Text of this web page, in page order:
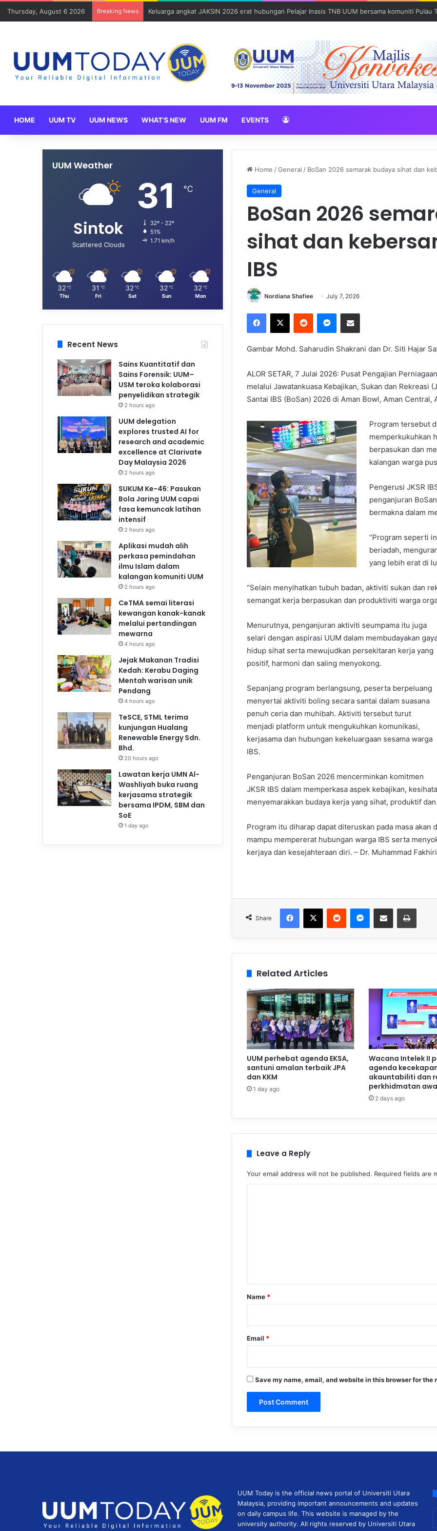
Thursday, August 6 2026 Breaking News Keluarga angkat JAKSIN 2026 erat hubungan Pelajar Inasis TNB UUM bersama komuniti Pulau
HOME UUM TV UUM NEWS WHAT’S NEW UUM FM EVENTS
Home /General / BoSan 2026 semarak budaya sihat dan
General
BoSan 2026
sihat dan
IBS
Nordiana Shafiee July 7, 2026
Gambar Mohd. Saharudin Shakrani dan Dr. Siti Hajar
ALOR SETAR, 7 Julai 2026: Pusat Pengajian
melalui Jawatankuasa Kebajikan, Sukan dan Rekreasi
Santai IBS (BoSan) 2026 di Aman Bowl, Aman
Program tersebut
memperkukuhkan
berpasukan dan
kalangan warga
Pengerusi JKSR
penganjuran
bermakna dalam
“Program seperti
beriadah,
yang lebih erat di
“Selain menyihatkan tubuh badan, aktiviti sukan dan
semangat kerja berpasukan dan produktiviti warga
Menurutnya, penganjuran aktiviti seumpama itu juga
selari dengan aspirasi UUM dalam membudayakan
hidup sihat serta mewujudkan persekitaran kerja yang
positif, harmoni dan saling menyokong.
Sepanjang program berlangsung, peserta berpeluang
menyertai aktiviti boling secara santai dalam suasana
penuh ceria dan muhibah. Aktiviti tersebut turut
menjadi platform untuk mengukuhkan komunikasi,
kerjasama dan hubungan kekeluargaan sesama warga
IBS.
Penganjuran BoSan 2026 mencerminkan komitmen
JKSR IBS dalam memperkasa aspek kebajikan,
menyemarakkan budaya kerja yang sihat, produktif
Program itu diharap dapat diteruskan pada masa akan
mampu mempererat hubungan warga IBS serta
kerjaya dan kesejahteraan diri. – Dr. Muhammad
Share
Related Articles
UUM perhebat agenda EKSA,
santuni amalan terbaik JPA
dan KKM
1 day ago
Wacana Intelek II
agenda
akauntabiliti dan
perkhidmatan
2 days ago
Leave a Reply
Your email address will not be published. Required fields are
*
Name *
Email *
Save my name, email, and website in this browser for the
UUM Weather
Sintok
Scattered Clouds
31 ℃
32º - 22º
51%
1.71 km/h
32 ℃
Thu
31 ℃
Fri
32 ℃
Sat
32 ℃
Sun
32 ℃
Mon
Recent News
Sains Kuantitatif dan
Sains Forensik: UUM–
USM teroka kolaborasi
penyelidikan strategik
2 hours ago
UUM delegation
explores trusted AI for
research and academic
excellence at Clarivate
Day Malaysia 2026
2 hours ago
SUKUM Ke-46: Pasukan
Bola Jaring UUM capai
fasa kemuncak latihan
intensif
2 hours ago
Aplikasi mudah alih
perkasa pemindahan
ilmu Islam dalam
kalangan komuniti UUM
2 hours ago
CeTMA semai literasi
kewangan kanak-kanak
melalui pertandingan
mewarna
4 hours ago
Jejak Makanan Tradisi
Kedah: Kerabu Daging
Mentah warisan unik
Pendang
4 hours ago
TeSCE, STML terima
kunjungan Hualang
Renewable Energy Sdn.
Bhd.
20 hours ago
Lawatan kerja UMN Al-
Washliyah buka ruang
kerjasama strategik
bersama IPDM, SBM dan
SoE
1 day ago
UUM Today is the official news portal of Universiti Utara
Malaysia, providing important announcements and updates
on daily campus life. This website is managed by the
university authority. All rights reserved by Universiti Utara